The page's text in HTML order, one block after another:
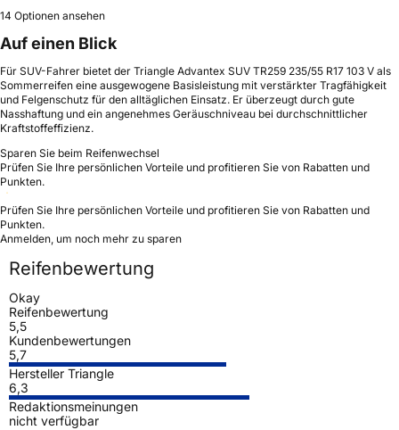
14 Optionen ansehen
Auf einen Blick
Für SUV-Fahrer bietet der Triangle Advantex SUV TR259 235/55 R17 103 V als
Sommerreifen eine ausgewogene Basisleistung mit verstärkter Tragfähigkeit
und Felgenschutz für den alltäglichen Einsatz. Er überzeugt durch gute
Nasshaftung und ein angenehmes Geräuschniveau bei durchschnittlicher
Kraftstoffeffizienz.
Sparen Sie beim Reifenwechsel
Prüfen Sie Ihre persönlichen Vorteile und profitieren Sie von Rabatten und
Punkten.
Prüfen Sie Ihre persönlichen Vorteile und profitieren Sie von Rabatten und
Punkten.
Anmelden, um noch mehr zu sparen
Reifenbewertung
Okay
Reifenbewertung
5,5
Kundenbewertungen
5,7
Hersteller Triangle
6,3
Redaktionsmeinungen
nicht verfügbar